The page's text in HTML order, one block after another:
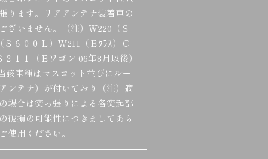
ります。リアアンテナ装着車の
ざいません。（注）Ｗ220（Ｓ
Ｓ６００Ｌ）Ｗ211（Ｅｸﾗｽ）Ｃ
１１（Ｅワゴン 06年8月以後）
該車種はマスコット並びにルー
ンテナ）が付いており（注）適
場合は突っ張りによる各突起部
破損の可能性につきましてあら
使用ください。